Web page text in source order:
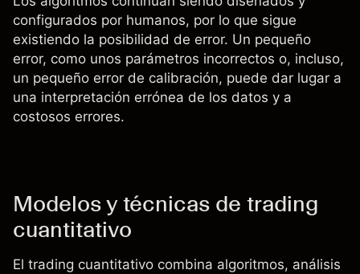
configurados por humanos, por lo que sigue
existiendo la posibilidad de error. Un pequeño
error, como unos parámetros incorrectos o, incluso,
un pequeño error de calibración, puede dar lugar a
una interpretación errónea de los datos y a
costosos errores.
Modelos y técnicas de trading
cuantitativo
El trading cuantitativo combina algoritmos, análisis